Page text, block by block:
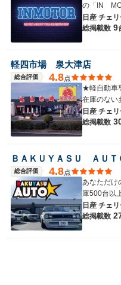
の「IN
日産 チェ
総掲載数 9
軽四市場 泉大津店
総合評価 4.8点
★軽自動車
在庫のない
日産 チェ
総掲載数
ＢＡＫＵＹＡＳＵ ＡＵ
総合評価 4.8点
あなただけ
庫500台以
日産 チェ
総掲載数